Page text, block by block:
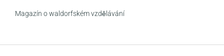
Magazín o waldorfském vzdělávání